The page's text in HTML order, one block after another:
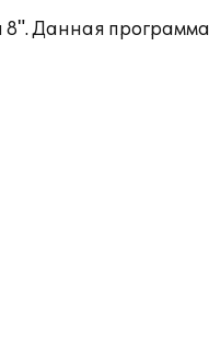
8". Данная программа